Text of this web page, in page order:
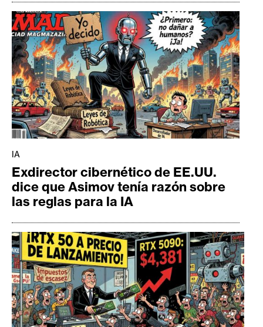
IA
Exdirector cibernético de EE.UU.
dice que Asimov tenía razón sobre
las reglas para la IA